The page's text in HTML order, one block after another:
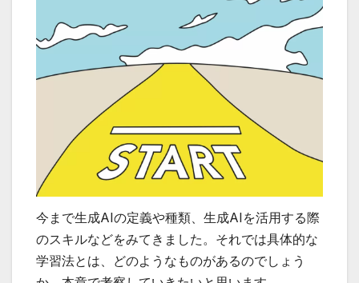
今まで生成AIの定義や種類、生成AIを活用する際
のスキルなどをみてきました。それでは具体的な
学習法とは、どのようなものがあるのでしょう